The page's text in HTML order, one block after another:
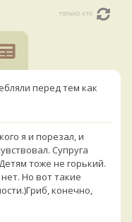
только что
перед тем как
я и порезал, и
Супруга
тоже не горький.
Но вот такие
конечно,